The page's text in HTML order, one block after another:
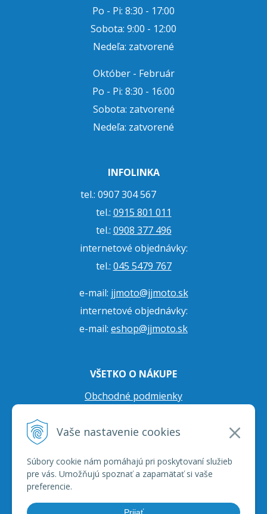
Vaše nastavenie cookies
Súbory cookie nám pomáhajú pri poskytovaní služieb
pre vás. Umožňujú spoznať a zapamätať si vaše
preferencie.
Po - Pi: 8:30 - 17:00
Sobota: 9:00 - 12:00
Nedeľa: zatvorené
Október - Február
Po - Pi: 8:30 - 16:00
Sobota: zatvorené
Nedeľa: zatvorené
INFOLINKA
tel.: 0907 304 567
tel.: 0915 801 011
tel.: 0908 377 496
internetové objednávky:
tel.: 045 5479 767
e-mail: jjmoto@jjmoto.sk
internetové objednávky:
e-mail: eshop@jjmoto.sk
VŠETKO O NÁKUPE
Obchodné podmienky
Prepravné podmienky